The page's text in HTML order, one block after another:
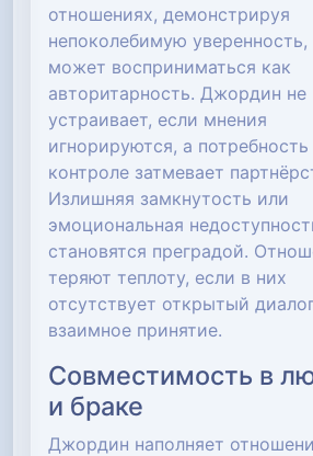
отношениях, демонстрируя
непоколебимую уверенность,
может восприниматься как
авторитарность. Джордин не
устраивает, если мнения
игнорируются, а потребность
контроле затмевает
Излишняя замкнутость или
эмоциональная
становятся преградой.
теряют теплоту, если в них
отсутствует открытый
взаимное принятие.
Совместимость в
и браке
Джордин наполняет